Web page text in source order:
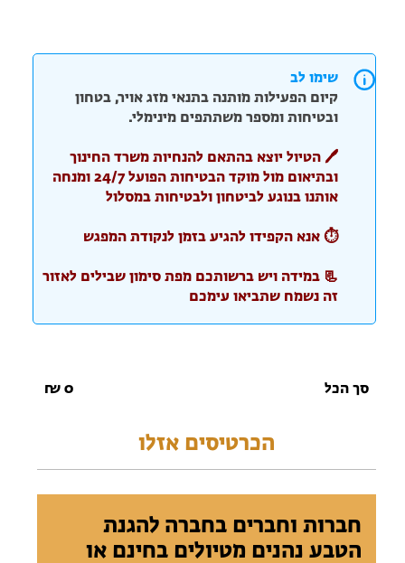
שימו לב
קיום הפעילות מותנה בתנאי מזג אויר, בטחון
ובטיחות ומספר משתתפים מינימלי.
🖊️ הטיול יוצא בהתאם להנחיות משרד החינוך
ובתיאום מול מוקד הבטיחות הפועל 24/7 ומנחה
אותנו בנוגע לביטחון ולבטיחות במסלול
⏱️ אנא הקפידו להגיע בזמן לנקודת המפגש
📃 במידה ויש ברשותכם מפת סימון שבילים לאזור
זה נשמח שתביאו עימכם
סך הכל 0
₪
הכרטיסים אזלו
חברות וחברים בחברה להגנת
הטבע נהנים מטיולים בחינם או